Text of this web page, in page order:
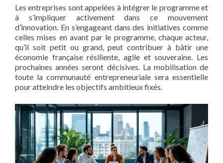
Les entreprises sont appelées à intégrer le programme et
à s’impliquer activement dans ce mouvement
d’innovation. En s’engageant dans des initiatives comme
celles mises en avant par le programme, chaque acteur,
qu’il soit petit ou grand, peut contribuer à bâtir une
économie française résiliente, agile et souveraine. Les
prochaines années seront décisives. La mobilisation de
toute la communauté entrepreneuriale sera essentielle
pour atteindre les objectifs ambitieux fixés.